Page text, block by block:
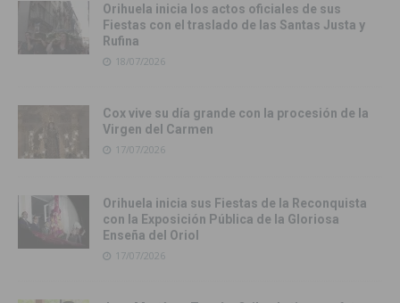
Orihuela inicia los actos oficiales de sus
Fiestas con el traslado de las Santas Justa y
Rufina
18/07/2026
Cox vive su día grande con la procesión de la
Virgen del Carmen
17/07/2026
Orihuela inicia sus Fiestas de la Reconquista
con la Exposición Pública de la Gloriosa
Enseña del Oriol
17/07/2026